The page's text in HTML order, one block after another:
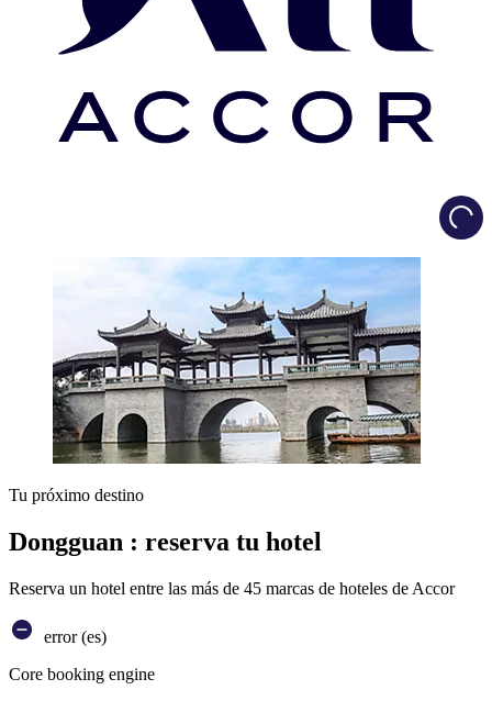
Tu próximo destino
Dongguan : reserva tu hotel
Reserva un hotel entre las más de 45 marcas de hoteles de Accor
error (es)
Core booking engine